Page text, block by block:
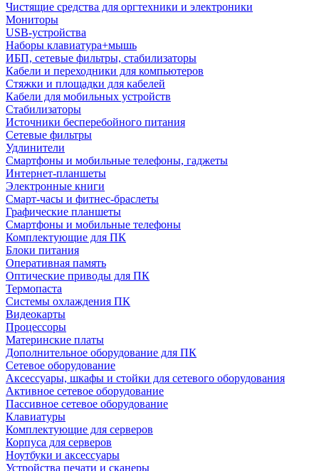
Чистящие средства для оргтехники и электроники
Мониторы
USB-устройства
Наборы клавиатура+мышь
ИБП, сетевые фильтры, стабилизаторы
Кабели и переходники для компьютеров
Стяжки и площадки для кабелей
Кабели для мобильных устройств
Стабилизаторы
Источники бесперебойного питания
Сетевые фильтры
Удлинители
Смартфоны и мобильные телефоны, гаджеты
Интернет-планшеты
Электронные книги
Смарт-часы и фитнес-браслеты
Графические планшеты
Смартфоны и мобильные телефоны
Комплектующие для ПК
Блоки питания
Оперативная память
Оптические приводы для ПК
Термопаста
Системы охлаждения ПК
Видеокарты
Процессоры
Материнские платы
Дополнительное оборудование для ПК
Сетевое оборудование
Аксессуары, шкафы и стойки для сетевого оборудования
Активное сетевое оборудование
Пассивное сетевое оборудование
Клавиатуры
Комплектующие для серверов
Корпуса для серверов
Ноутбуки и аксессуары
Устройства печати и сканеры